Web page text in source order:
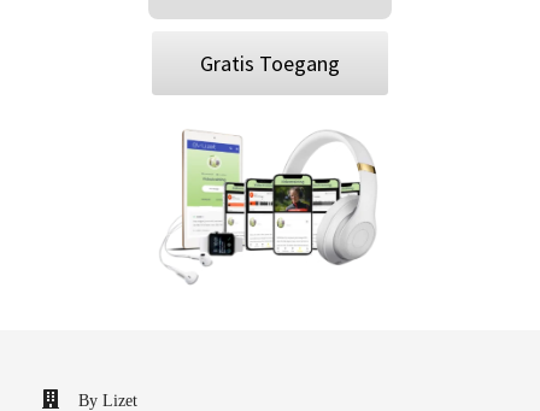
Gratis Toegang
By Lizet